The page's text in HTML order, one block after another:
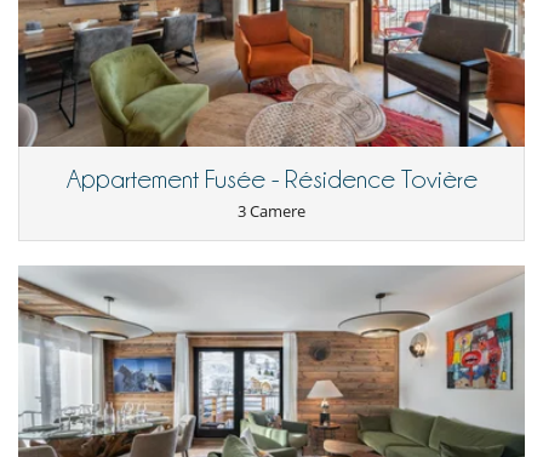
Cucinati da solo
Per la vostra comodità e convenienza
Asciugacapelli
Qui vicino
Appartement Fusée - Résidence Tovière
3 Camere